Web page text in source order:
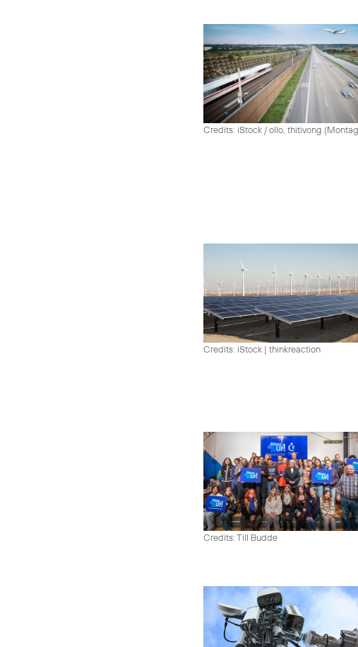
Credits: iStock / ollo, thitivong
Credits: iStock | thinkreaction
Credits: Till Budde